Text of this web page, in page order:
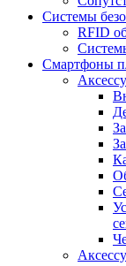
Системы
RFID
Смартфоны